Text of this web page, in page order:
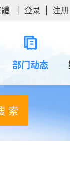
登录 注册
部门动态
索